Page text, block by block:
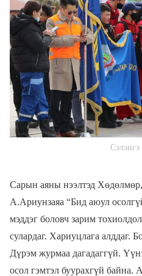
Сэлэнгэ
Сарын аяны нээлтэд
А.Ариунзаяа “Бид аюул
мэддэг боловч зарим
сулардаг. Хариуцлага алддаг.
Дүрэм журмаа дагадаггүй.
осол гэмтэл буурахгүй байна.